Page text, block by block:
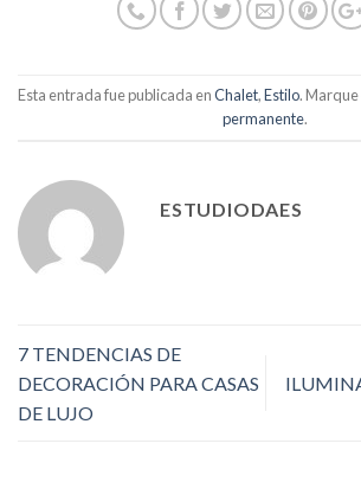
Esta entrada fue publicada enChalet,Estilo.
permanente.
ESTUDIODAES
7 TENDENCIAS DE
DECORACIÓN PARA CASAS
DE LUJO